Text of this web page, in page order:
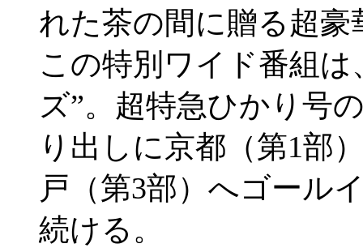
れた茶の間に贈る超
この特別ワイド番組
ズ”。超特急ひかり号
り出しに京都（第1部
戸（第3部）へゴール
続ける。